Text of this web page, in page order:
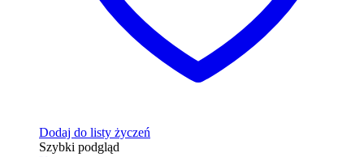
Dodaj do listy życzeń
Szybki podgląd